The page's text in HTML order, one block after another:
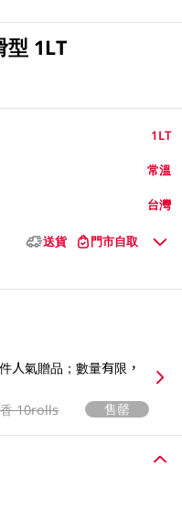
型 1LT
1LT
常溫
台灣
送貨 門市自取
人氣贈品；數量有限，
10rolls 售罄